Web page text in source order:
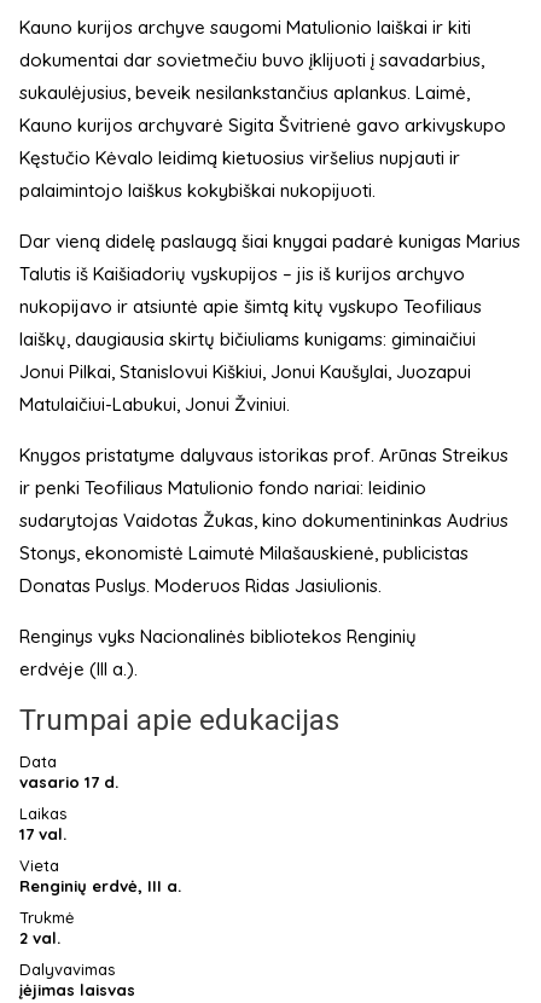
Kauno kurijos archyve saugomi Matulionio laiškai ir kiti
dokumentai dar sovietmečiu buvo įklijuoti į savadarbius,
sukaulėjusius, beveik nesilankstančius aplankus. Laimė,
Kauno kurijos archyvarė Sigita Švitrienė gavo arkivyskupo
Kęstučio Kėvalo leidimą kietuosius viršelius nupjauti ir
palaimintojo laiškus kokybiškai nukopijuoti.
Dar vieną didelę paslaugą šiai knygai padarė kunigas Marius
Talutis iš Kaišiadorių vyskupijos – jis iš kurijos archyvo
nukopijavo ir atsiuntė apie šimtą kitų vyskupo Teofiliaus
laiškų, daugiausia skirtų bičiuliams kunigams: giminaičiui
Jonui Pilkai, Stanislovui Kiškiui, Jonui Kaušylai, Juozapui
Matulaičiui-Labukui, Jonui Žviniui.
Knygos pristatyme dalyvaus istorikas prof. Arūnas Streikus
ir penki Teofiliaus Matulionio fondo nariai: leidinio
sudarytojas Vaidotas Žukas, kino dokumentininkas Audrius
Stonys, ekonomistė Laimutė Milašauskienė, publicistas
Donatas Puslys. Moderuos Ridas Jasiulionis.
Renginys vyks Nacionalinės bibliotekos Renginių
erdvėje (III a.).
Trumpai apie edukacijas
Data
vasario 17 d.
Laikas
17 val.
Vieta
Renginių erdvė, III a.
Trukmė
2 val.
Dalyvavimas
įėjimas laisvas